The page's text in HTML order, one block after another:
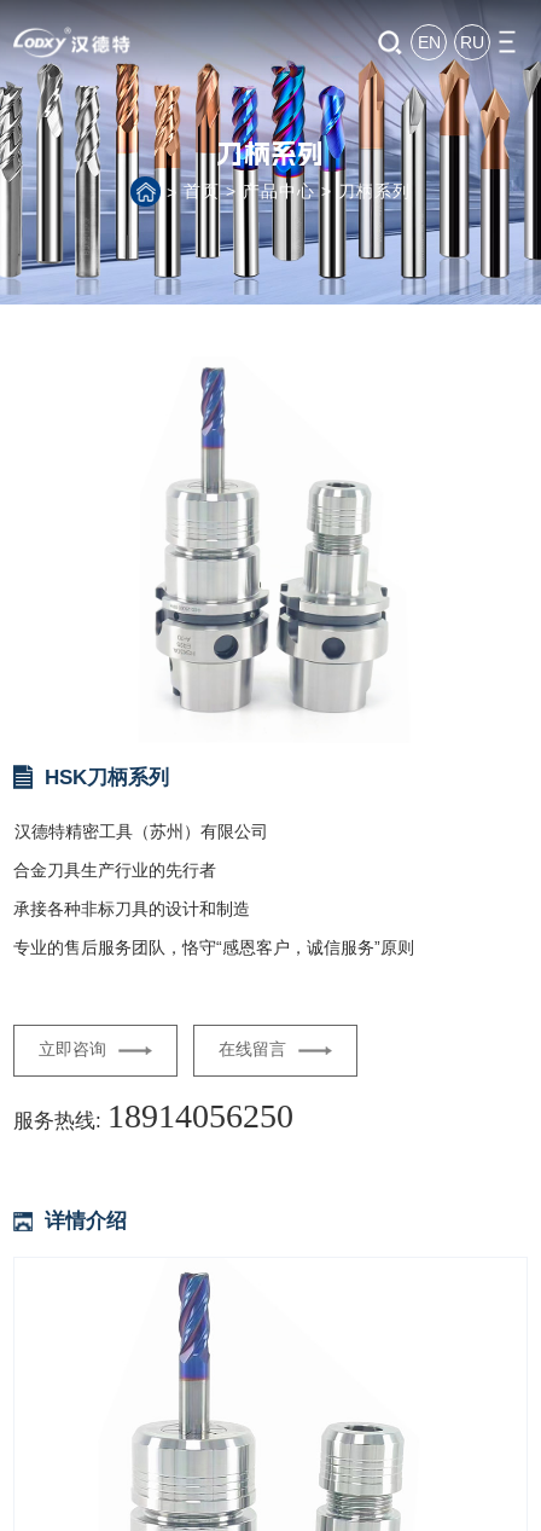
EN RU
刀柄系列
> 首页> 产品中心> 刀柄系列
HSK刀柄系列
汉德特精密工具（苏州）有限公司
合金刀具生产行业的先行者
承接各种非标刀具的设计和制造
专业的售后服务团队，恪守“感恩客户，诚信服务”原则
立即咨询 在线留言
服务热线: 18914056250
详情介绍